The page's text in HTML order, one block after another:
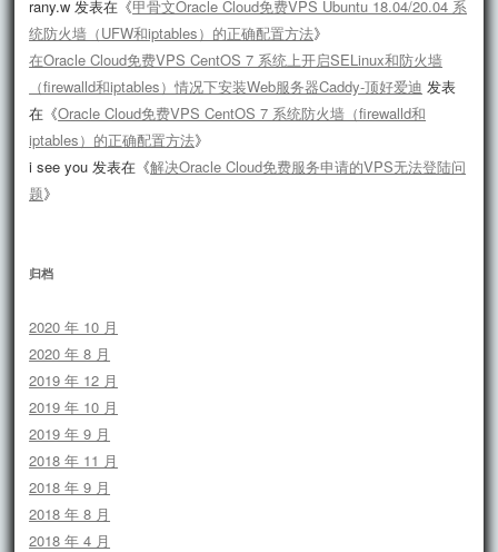
rany.w 发表在《甲骨文Oracle Cloud免费VPS Ubuntu 18.04/20.04 系
统防火墙（UFW和iptables）的正确配置方法》
在Oracle Cloud免费VPS CentOS 7 系统上开启SELinux和防火墙
（firewalld和iptables）情况下安装Web服务器Caddy-顶好爱迪 发表
在《Oracle Cloud免费VPS CentOS 7 系统防火墙（firewalld和
iptables）的正确配置方法》
i see you 发表在《解决Oracle Cloud免费服务申请的VPS无法登陆问
题》
归档
2020 年 10 月
2020 年 8 月
2019 年 12 月
2019 年 10 月
2019 年 9 月
2018 年 11 月
2018 年 9 月
2018 年 8 月
2018 年 4 月